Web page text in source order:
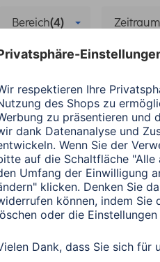
Bereich(4) Zeitraum